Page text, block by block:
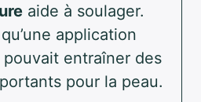
aide à soulager.
application
entraîner des
pour la peau.